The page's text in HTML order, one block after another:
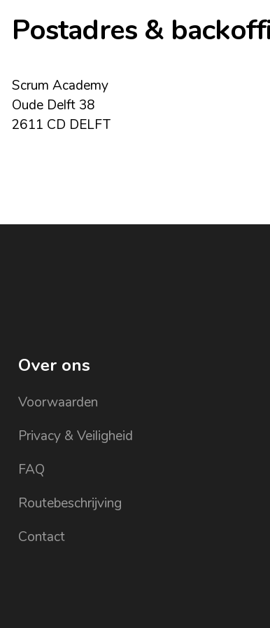
Postadres &
Scrum Academy
Oude Delft 38
2611 CD DELFT
Over ons
Voorwaarden
Privacy & Veiligheid
FAQ
Routebeschrijving
Contact